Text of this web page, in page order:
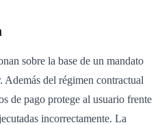
sobre la base de un mandato
Además del régimen contractual
de pago protege al usuario frente
incorrectamente. La